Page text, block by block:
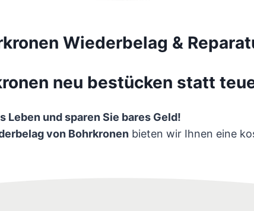
Wiederbelag &
neu bestücken statt
Leben und sparen Sie bares Geld!
von Bohrkronen bieten wir Ihnen eine